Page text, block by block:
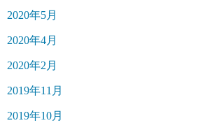
2020年5月
2020年4月
2020年2月
2019年11月
2019年10月